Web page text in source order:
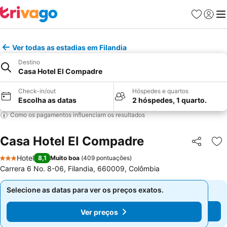
Favoritos
Iniciar
Ver todas as estadias em Filandia
Destino
Casa Hotel El Compadre
Check-in/out
Escolha as datas
Hóspedes e quartos
2 hóspedes, 1 quarto.
Como os pagamentos influenciam os resultados
Casa Hotel El Compadre Partilhar
3 Estrelas
Hotel 8,1 Muito boa (409 pontuações)
Carrera 6 No. 8-06, Filandia, 660009, Colômbia
Selecione as datas para ver os preços exatos.
Ver preços
Selecione as datas para ver os preços exatos.
Ver preços